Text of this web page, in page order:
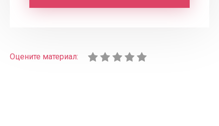
Оцените материал: